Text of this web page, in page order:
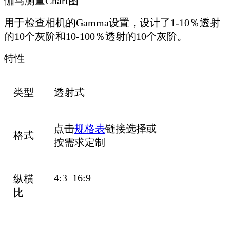
用于检查相机的Gamma设置，设计了1-10％透射
的10个灰阶和10-100％透射的10个灰阶。
特性
类型 透射式
格式
点击规格表链接选择或
按需求定制
纵横
比
4:3 16:9